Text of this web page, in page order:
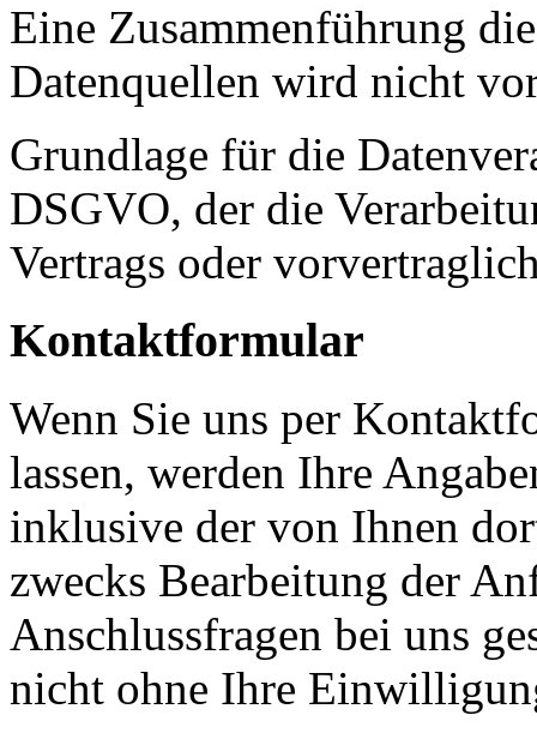
Eine Zusammenführung
Datenquellen wird nicht
Grundlage für die
DSGVO, der die
Vertrags oder
Kontaktformular
Wenn Sie uns per
lassen, werden Ihre
inklusive der von Ihnen
zwecks Bearbeitung der
Anschlussfragen bei uns
nicht ohne Ihre